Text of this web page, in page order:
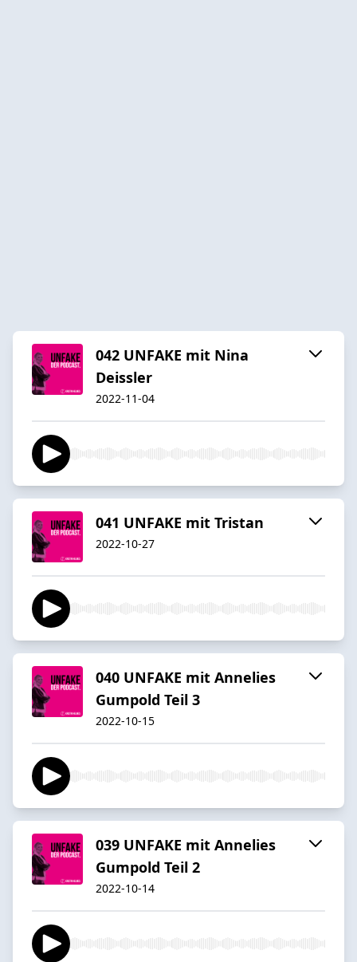
042 UNFAKE mit Nina
Deissler
2022-11-04
041 UNFAKE mit Tristan
2022-10-27
040 UNFAKE mit Annelies
Gumpold Teil 3
2022-10-15
039 UNFAKE mit Annelies
Gumpold Teil 2
2022-10-14